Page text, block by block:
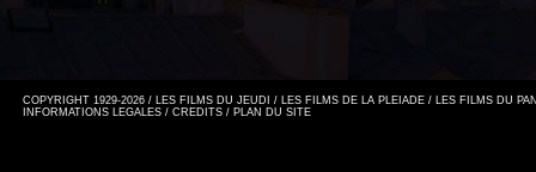
COPYRIGHT 1929-2026 / LES FILMS DU JEUDI / LES FILMS DE LA PLEIADE / LES FILMS DU
INFORMATIONS LEGALES / CREDITS / PLAN DU SITE